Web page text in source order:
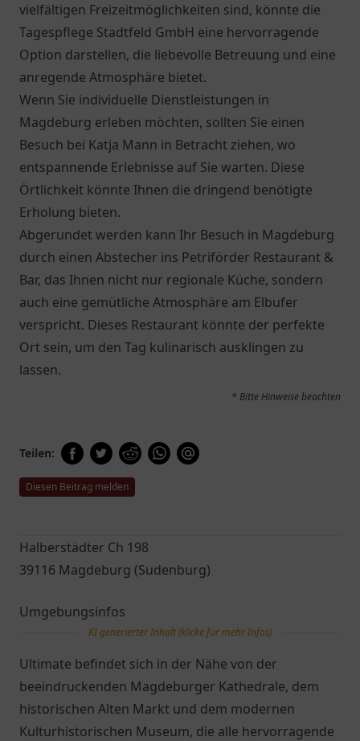
vielfältigen Freizeitmöglichkeiten sind, könnte die
Tagespflege Stadtfeld GmbH eine hervorragende
Option darstellen, die liebevolle Betreuung und eine
anregende Atmosphäre bietet.
Wenn Sie individuelle Dienstleistungen in
Magdeburg erleben möchten, sollten Sie einen
Besuch bei Katja Mann in Betracht ziehen, wo
entspannende Erlebnisse auf Sie warten. Diese
Örtlichkeit könnte Ihnen die dringend benötigte
Erholung bieten.
Abgerundet werden kann Ihr Besuch in Magdeburg
durch einen Abstecher ins Petriförder Restaurant &
Bar, das Ihnen nicht nur regionale Küche, sondern
auch eine gemütliche Atmosphäre am Elbufer
verspricht. Dieses Restaurant könnte der perfekte
Ort sein, um den Tag kulinarisch ausklingen zu
lassen.
* Bitte Hinweise beachten
Teilen:
Diesen Beitrag melden
Halberstädter Ch 198
39116 Magdeburg (Sudenburg)
Umgebungsinfos
KI generierter Inhalt (klicke für mehr Infos)
Ultimate befindet sich in der Nähe von der
beeindruckenden Magdeburger Kathedrale, dem
historischen Alten Markt und dem modernen
Kulturhistorischen Museum, die alle hervorragende